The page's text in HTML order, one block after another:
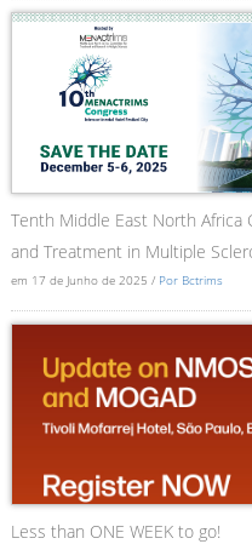
Tenth Middle East North Africa
and Treatment in Multiple
em 17 de Junho de 2025 / Por Bctrims
Less than ONE WEEK to go!